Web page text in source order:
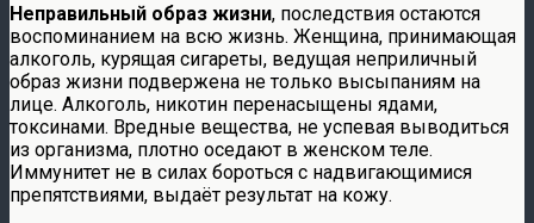
Неправильный образ жизни, последствия остаются
воспоминанием на всю жизнь. Женщина, принимающая
алкоголь, курящая сигареты, ведущая неприличный
образ жизни подвержена не только высыпаниям на
лице. Алкоголь, никотин перенасыщены ядами,
токсинами. Вредные вещества, не успевая выводиться
из организма, плотно оседают в женском теле.
Иммунитет не в силах бороться с надвигающимися
препятствиями, выдаёт результат на кожу.